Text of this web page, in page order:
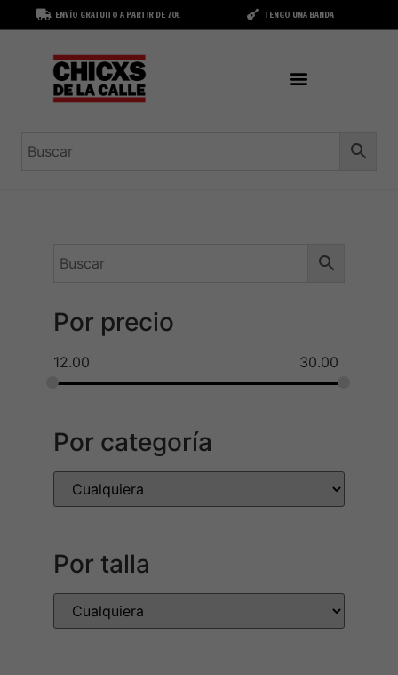
ENVÍO GRATUITO A PARTIR DE 70€ TENGO UNA BANDA
Por precio
12.00 30.00
Por categoría
Por talla